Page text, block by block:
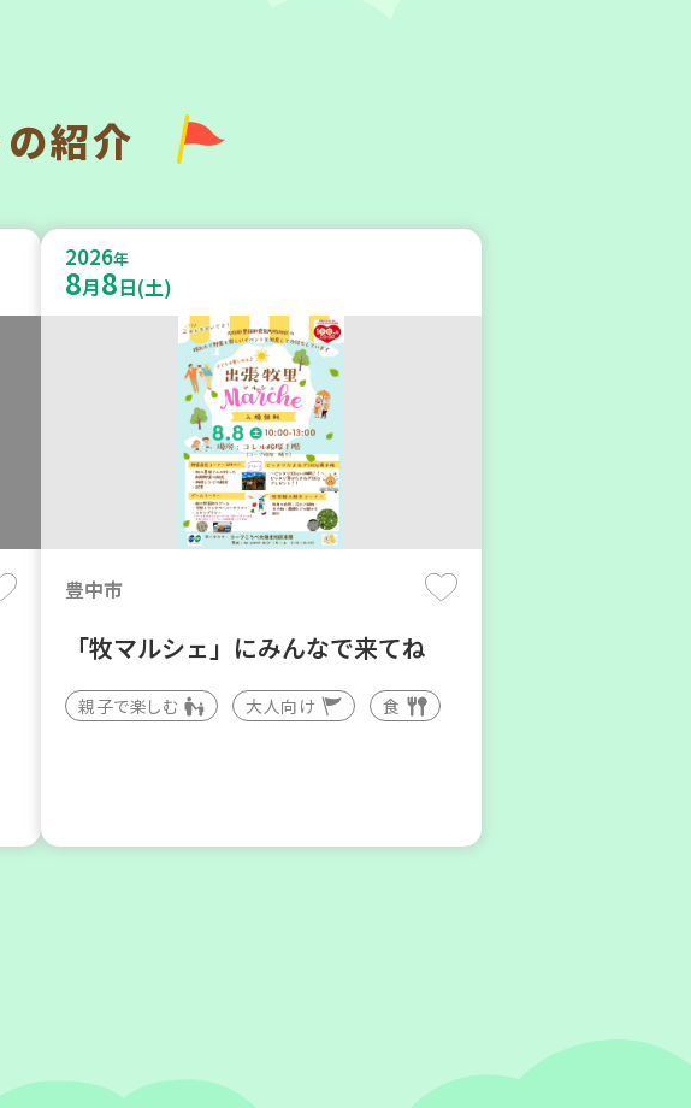
神戸市東灘区
【第3地区本部】住み慣れた地域で
暮らしたい 「コープくらしの助け合
いの会」(会場：住吉)
紹介
2026年
8月8日(土)
豊中市
「牧マルシェ」にみんなで来てね
親子で楽しむ 大人向け 食